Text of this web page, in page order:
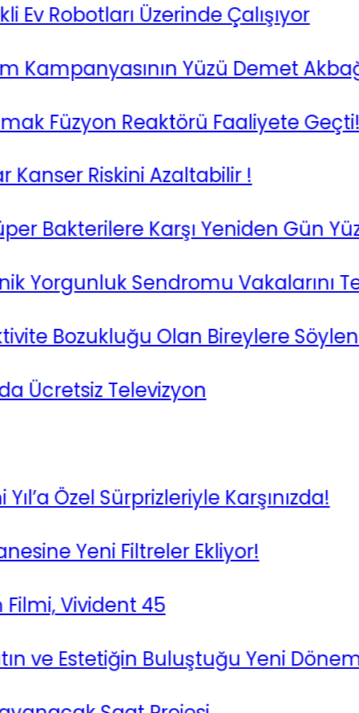
Üzerinde Çalışıyor
Yüzü Demet Akbağ
Füzyon Reaktörü Faaliyete Geçti!
Riskini Azaltabilir !
Karşı Yeniden Gün Yüzüne
Sendromu Vakalarını
Bozukluğu Olan Bireylere
Televizyon
Özel Sürprizleriyle Karşınızda!
Yeni Filtreler Ekliyor!
Vivident 45
Estetiğin Buluştuğu Yeni Dönem